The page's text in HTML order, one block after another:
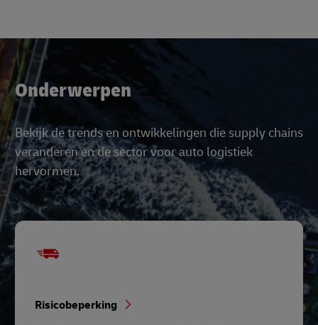
Onderwerpen
Bekijk de trends en ontwikkelingen die supply chains
veranderen en de sector voor auto logistiek
hervormen.
Risicobeperking